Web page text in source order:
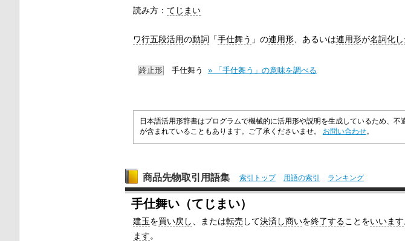
読み方： てじまい
ワ行五段活用の動詞 「手仕舞う 」の連用形、あるいは連用形が名詞化
終止形 手仕舞う » 「手仕舞う」の意味を調べる
日本語活用形辞書はプログラムで機械的に活用形や説明を生成しているため、不
が含まれていることもあります。ご了承くださいませ。 お問い合わせ。
商品先物取引用語集 索引トップ 用語の索引 ランキング
手仕舞い（てじまい）
建玉を買い戻し 、または転売 して決済し商いを終了することをいいます
ます。